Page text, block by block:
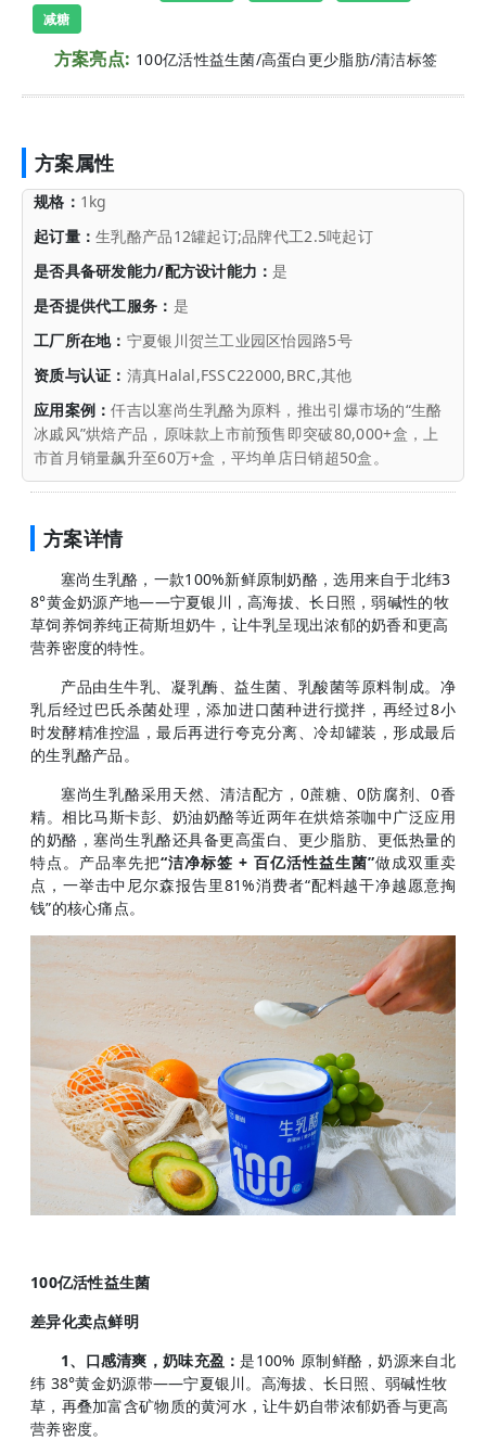
减糖
方案亮点: 100亿活性益生菌/高蛋白更少脂肪/清洁标签
方案属性
规格： 1kg
起订量：生乳酪产品12罐起订;品牌代工2.5吨起订
是否具备研发能力/配方设计能力：是
是否提供代工服务： 是
工厂所在地： 宁夏银川贺兰工业园区怡园路5号
资质与认证： 清真Halal,FSSC22000,BRC,其他
应用案例：仟吉以塞尚生乳酪为原料，推出引爆市场的“生酪
冰戚风”烘焙产品，原味款上市前预售即突破80,000+盒，上
市首月销量飙升至60万+盒，平均单店日销超50盒。
方案详情
塞尚生乳酪，一款100%新鲜原制奶酪，选用来自于北纬3
8°黄金奶源产地——宁夏银川，高海拔、长日照，弱碱性的牧
草饲养饲养纯正荷斯坦奶牛，让牛乳呈现出浓郁的奶香和更高
营养密度的特性。
产品由生牛乳、凝乳酶、益生菌、乳酸菌等原料制成。净
乳后经过巴氏杀菌处理，添加进口菌种进行搅拌，再经过8小
时发酵精准控温，最后再进行夸克分离、冷却罐装，形成最后
的生乳酪产品。
塞尚生乳酪采用天然、清洁配方，0蔗糖、0防腐剂、0香
精。相比马斯卡彭、奶油奶酪等近两年在烘焙茶咖中广泛应用
的奶酪，塞尚生乳酪还具备更高蛋白、更少脂肪、更低热量的
特点。产品率先把“洁净标签 + 百亿活性益生菌”做成双重卖
点，一举击中尼尔森报告里81%消费者“配料越干净越愿意掏
钱”的核心痛点。
100亿活性益生菌
差异化卖点鲜明
1、口感清爽，奶味充盈：是100% 原制鲜酪，奶源来自北
纬 38°黄金奶源带——宁夏银川。高海拔、长日照、弱碱性牧
草，再叠加富含矿物质的黄河水，让牛奶自带浓郁奶香与更高
营养密度。